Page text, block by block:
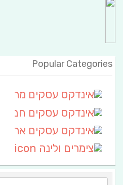
Popular Categories